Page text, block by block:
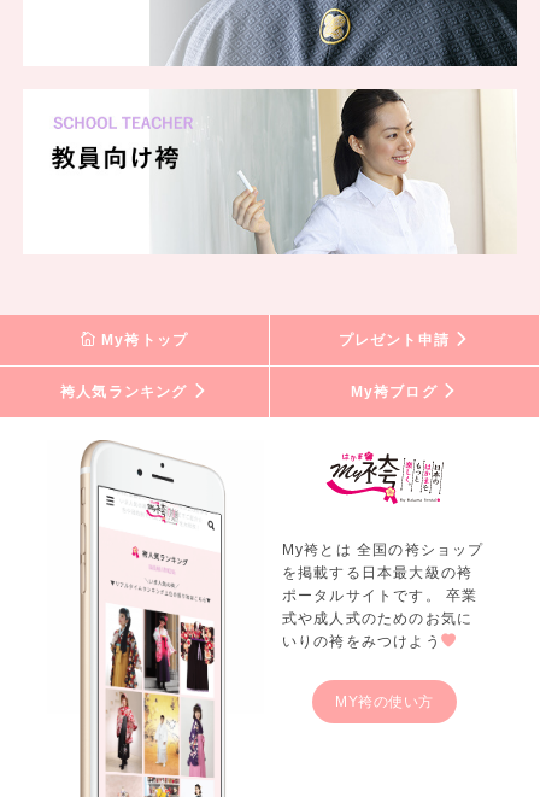
My袴トップ プレゼント申請
袴人気ランキング My袴ブログ
My袴とは 全国の袴ショップ
を掲載する日本最大級の袴
ポータルサイトです。 卒業
式や成人式のためのお気に
いりの袴をみつけよう
MY袴の使い方